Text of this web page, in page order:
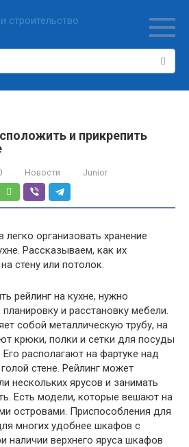
и прикрепить
Новости Junior
организовать хранение
Рассказываем, как их
стену или потолок.
рейлинг на кухне, нужно
и расстановку мебели.
собой металлическую трубу, на
крюки, полки и сетки для посуды
располагают на фартуке над
стене. Рейлинг может
нескольких ярусов и занимать
Есть модели, которые вешают на
островами. Приспособления для
многих удобнее шкафов с
наличии верхнего яруса шкафов